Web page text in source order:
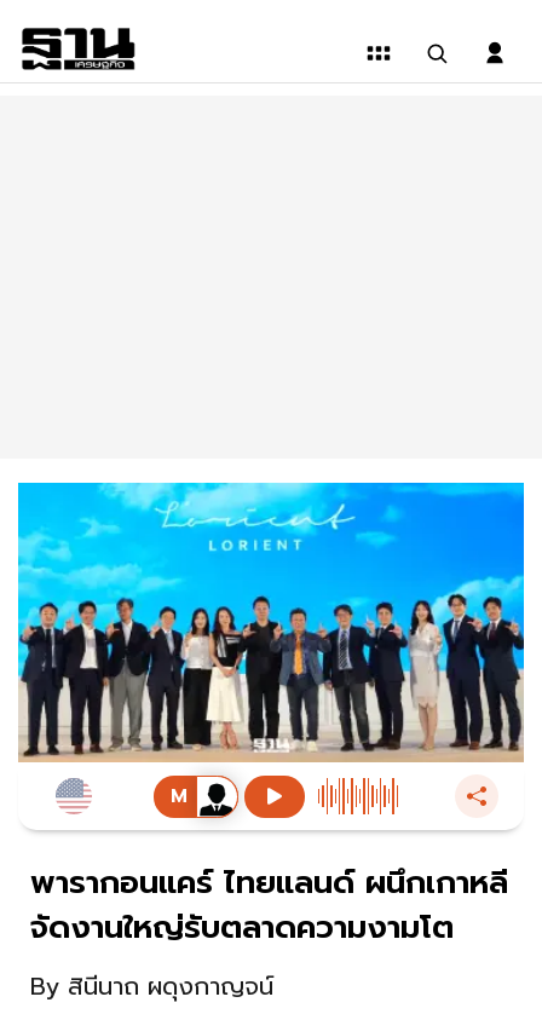
พารากอนแคร์ ไทยแลนด์ ผนึกเกาหลี
จัดงานใหญ่รับตลาดความงามโต
By สินีนาถ ผดุงกาญจน์